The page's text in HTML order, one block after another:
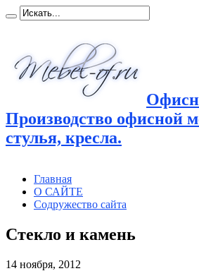
Производство офисной
стулья, кресла.
Главная
О САЙТЕ
Содружество сайта
Стекло и камень
14 ноября, 2012